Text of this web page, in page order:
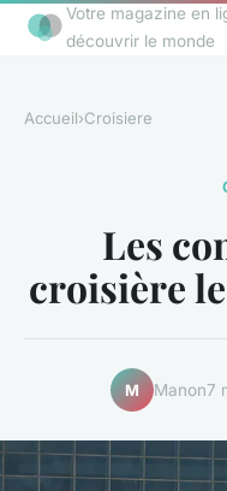
Votre magazine en
découvrir le monde
Accueil›Croisiere
Les
croisière
M Manon7